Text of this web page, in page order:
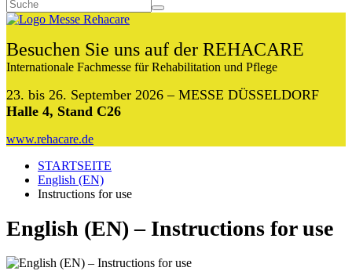
Besuchen Sie uns auf der REHACARE
Internationale Fachmesse für Rehabilitation und Pflege
23. bis 26. September 2026 – MESSE DÜSSELDORF
Halle 4, Stand C26
www.rehacare.de
STARTSEITE
English (EN)
Instructions for use
English (EN) – Instructions for use